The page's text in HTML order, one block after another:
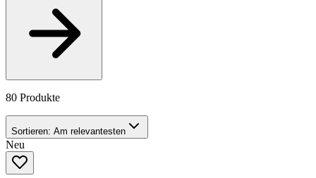
80 Produkte
Sortieren: Am relevantesten
Neu